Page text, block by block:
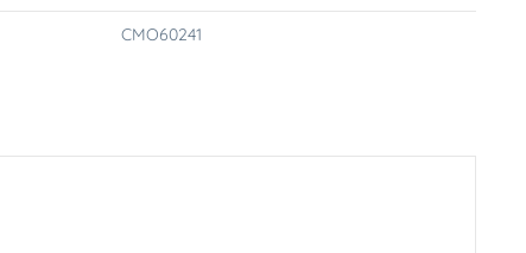
CMO60241